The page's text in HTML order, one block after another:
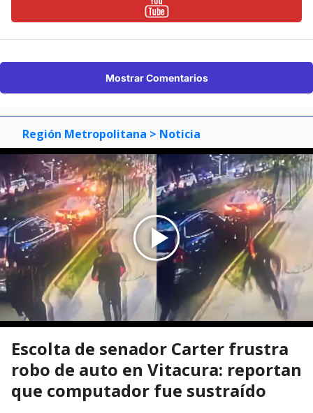
Mostrar Comentarios
Región Metropolitana > Noticia
Escolta de senador Carter frustra
robo de auto en Vitacura: reportan
que computador fue sustraído